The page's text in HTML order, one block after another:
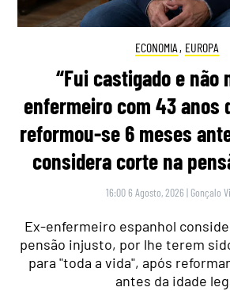
ECONOMIA , EUROPA
“Fui castigado e não
enfermeiro com 43 anos
reformou-se 6 meses
considera corte na
16:00 6 Agosto, 2026 | Gonçalo
Ex-enfermeiro espanhol
pensão injusto, por lhe terem
para "toda a vida", após
antes da idade